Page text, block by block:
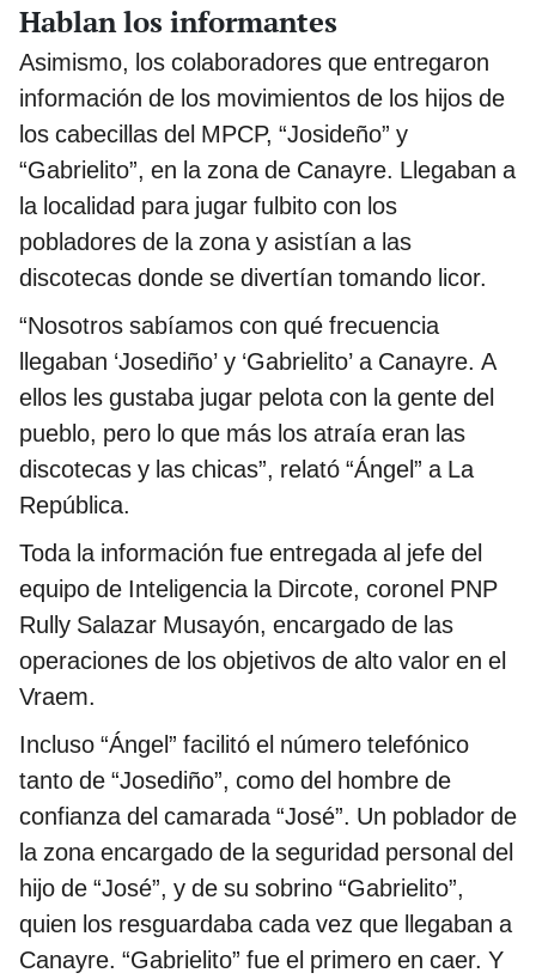
Hablan los informantes
Asimismo, los colaboradores que entregaron
información de los movimientos de los hijos de
los cabecillas del MPCP, “Josideño” y
“Gabrielito”, en la zona de Canayre. Llegaban a
la localidad para jugar fulbito con los
pobladores de la zona y asistían a las
discotecas donde se divertían tomando licor.
“Nosotros sabíamos con qué frecuencia
llegaban ‘Josediño’ y ‘Gabrielito’ a Canayre. A
ellos les gustaba jugar pelota con la gente del
pueblo, pero lo que más los atraía eran las
discotecas y las chicas”, relató “Ángel” a La
República.
Toda la información fue entregada al jefe del
equipo de Inteligencia la Dircote, coronel PNP
Rully Salazar Musayón, encargado de las
operaciones de los objetivos de alto valor en el
Vraem.
Incluso “Ángel” facilitó el número telefónico
tanto de “Josediño”, como del hombre de
confianza del camarada “José”. Un poblador de
la zona encargado de la seguridad personal del
hijo de “José”, y de su sobrino “Gabrielito”,
quien los resguardaba cada vez que llegaban a
Canayre. “Gabrielito” fue el primero en caer. Y